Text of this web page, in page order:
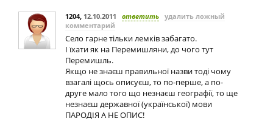
1204, 12.10.2011 ответить удалить ложный
комментарий
Село гарне тільки лемків забагато.
І їхати як на Перемишляни, до чого тут
Перемишль.
Якщо не знаєш правильної назви тоді чому
взагалі щось описуєш, то по-перше, а по-
друге мало того що незнаєш географії, то ще
незнаєш державної (української) мови
ПАРОДІЯ А НЕ ОПИС!